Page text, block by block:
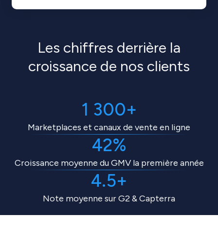
Les chiffres derrière la
croissance de nos clients
1 300+
Marketplaces et canaux de vente en ligne
42%
Croissance moyenne du GMV la première année
4.5+
Note moyenne sur G2 & Capterra